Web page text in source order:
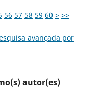
56 57 58 59 60 > >>
avançada por
autor(es)